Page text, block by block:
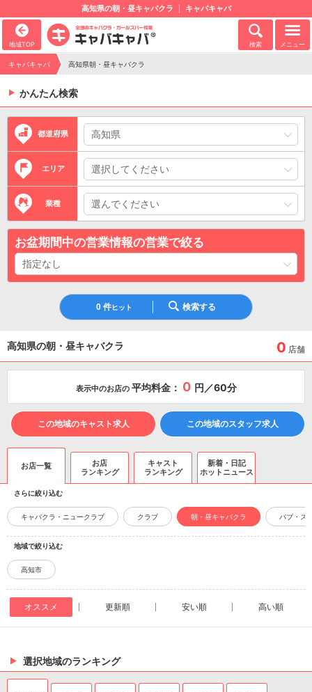
高知県の朝・昼キャバクラ キャバキャバ
地域TOP 検索 メニュー
キャバキャバ 高知県朝・昼キャバクラ
かんたん検索
都道府県
エリア
業種
お盆期間中の営業情報の営業で絞る
0 件ヒット 検索する
高知県の朝・昼キャバクラ 0 店舗
表示中のお店の 平均料金： 0 円／60分
この地域のキャスト求人 この地域のスタッフ求人
お店一覧
お店
ランキング
キャスト
ランキング
新着・日記
ホットニュース
さらに絞り込む
キャバクラ・ニュークラブ クラブ 朝・昼キャバクラ パブ・ス
地域で絞り込む
高知市
オススメ 更新順 安い順 高い順
選択地域のランキング